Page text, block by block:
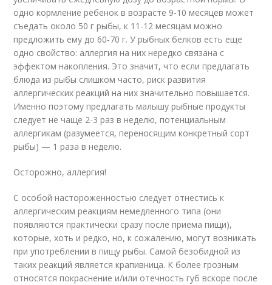
одно кормление ребенок в возрасте 9-10 месяцев может
съедать около 50 г рыбы, к 11-12 месяцам можно
предложить ему до 60-70 г. У рыбных белков есть еще
одно свойство: аллергия на них нередко связана с
эффектом накопления. Это значит, что если предлагать
блюда из рыбы слишком часто, риск развития
аллергических реакций на них значительно повышается.
Именно поэтому предлагать малышу рыбные продукты
следует не чаще 2-3 раз в неделю, потенциальным
аллергикам (разумеется, переносящим конкретный сорт
рыбы) — 1 раза в неделю.
Осторожно, аллергия!
С особой настороженностью следует отнестись к
аллергическим реакциям немедленного типа (они
появляются практически сразу после приема пищи),
которые, хоть и редко, но, к сожалению, могут возникать
при употреблении в пищу рыбы. Самой безобидной из
таких реакций является крапивница. К более грозным
относятся покраснение и/или отечность губ вскоре после